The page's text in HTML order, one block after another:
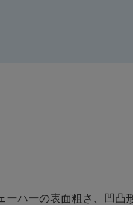
ハーの表面粗さ、凹凸